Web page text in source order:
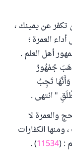
تكفر عن يمينك ،
العمرة ؛
أهل العلم .
" (10/14) : " ذَهَبَ جُمْهُورُ
وَأَنَّهَا تَجِبُ
" انتهى .
والعمرة لا
الكفارات
: (
11534
) .